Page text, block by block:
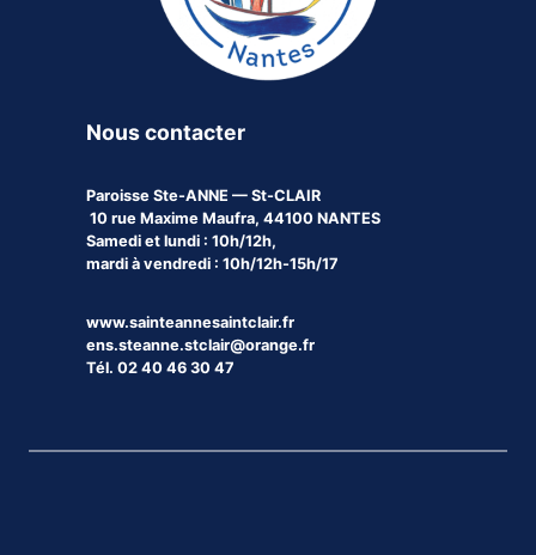
Nous contacter
Paroisse Ste-ANNE — St-CLAIR
10 rue Maxime Maufra, 44100 NANTES
Samedi et lundi : 10h/12h,
mardi à vendredi : 10h/12h-15h/17
www.sainteannesaintclair.fr
ens.steanne.stclair@orange.fr
Tél. 02 40 46 30 47